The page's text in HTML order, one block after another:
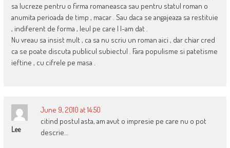
sa lucreze pentru o firma romaneasca sau pentru statul roman o
anumita perioada de timp , macar . Sau daca se angajeaza sa restituie
, indiferent de forma , leul pe care I l-am dat .
Nu vreau sa insist mult , ca sa nu scriu un roman aici , dar chiar cred
ca se poate discuta publicul subiectul . Fara populisme si patetisme
ieftine , cu cifrele pe masa .
Lee
June 9, 2010 at 14:50
citind postul asta, am avut o impresie pe care nu o pot
descrie…